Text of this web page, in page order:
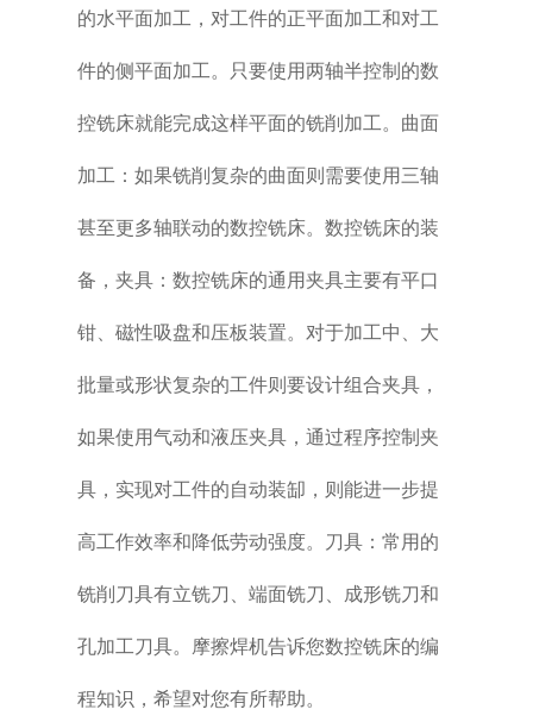
的水平面加工，对工件的正平面加工和对工
件的侧平面加工。只要使用两轴半控制的数
控铣床就能完成这样平面的铣削加工。曲面
加工：如果铣削复杂的曲面则需要使用三轴
甚至更多轴联动的数控铣床。数控铣床的装
备，夹具：数控铣床的通用夹具主要有平口
钳、磁性吸盘和压板装置。对于加工中、大
批量或形状复杂的工件则要设计组合夹具，
如果使用气动和液压夹具，通过程序控制夹
具，实现对工件的自动装缷，则能进一步提
高工作效率和降低劳动强度。刀具：常用的
铣削刀具有立铣刀、端面铣刀、成形铣刀和
孔加工刀具。摩擦焊机告诉您数控铣床的编
程知识，希望对您有所帮助。